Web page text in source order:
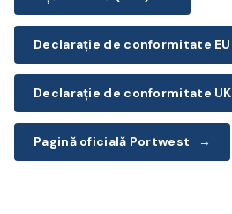
Declarație de conformitate EU
Declarație de conformitate UK
Pagină oficială Portwest →